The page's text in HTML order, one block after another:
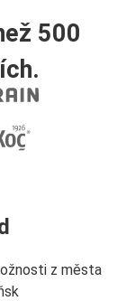
500
z města